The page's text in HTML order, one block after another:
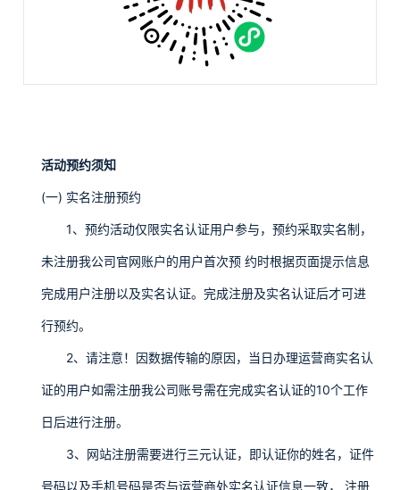
活动预约须知
(一) 实名注册预约
1、预约活动仅限实名认证用户参与，预约采取实名制，
未注册我公司官网账户的用户首次预 约时根据页面提示信息
完成用户注册以及实名认证。完成注册及实名认证后才可进
行预约。
2、请注意！因数据传输的原因，当日办理运营商实名认
证的用户如需注册我公司账号需在完成实名认证的10个工作
日后进行注册。
3、网站注册需要进行三元认证，即认证你的姓名，证件
号码以及手机号码是否与运营商处实名认证信息一致， 注册